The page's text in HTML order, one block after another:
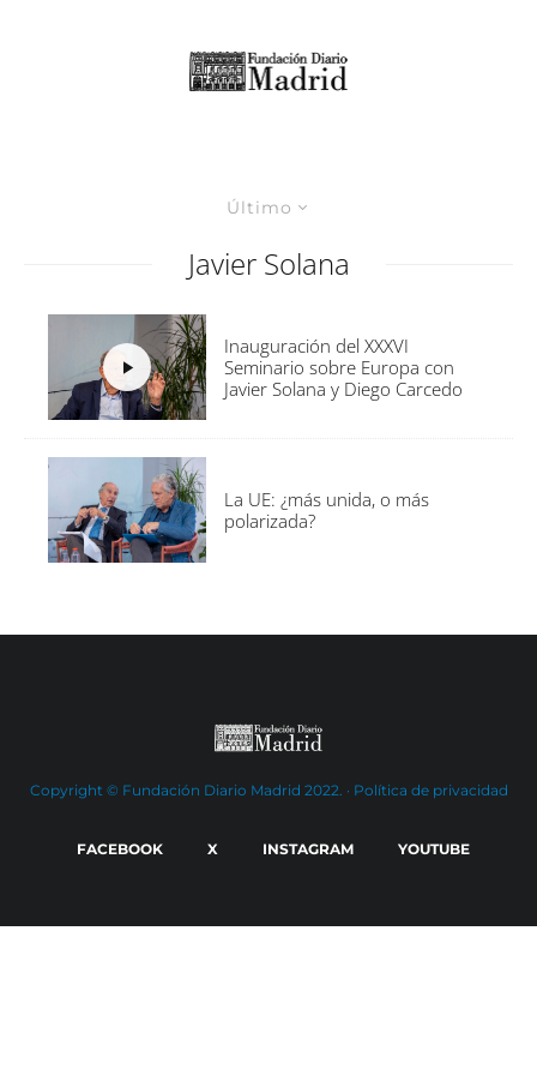
Último
Javier Solana
Inauguración del XXXVI
Seminario sobre Europa con
Javier Solana y Diego Carcedo
La UE: ¿más unida, o más
polarizada?
Copyright © Fundación Diario Madrid 2022. · Política de privacidad
FACEBOOK X INSTAGRAM YOUTUBE